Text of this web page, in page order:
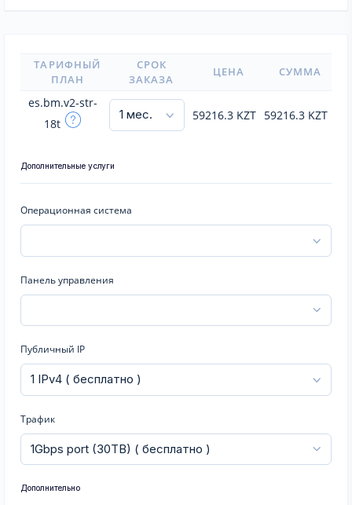
ТАРИФНЫЙ
ПЛАН
СРОК
ЗАКАЗА
ЦЕНА СУММА
es.bm.v2-str-
18t
59216.3 KZT 59216.3 KZT
Дополнительные услуги
Операционная система
Панель управления
Публичный IP
Трафик
Дополнительно